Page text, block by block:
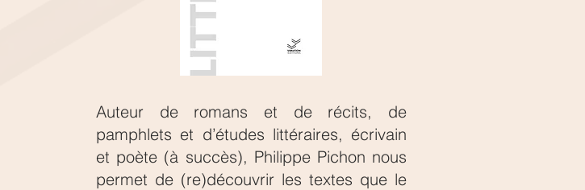
Auteur de romans et de récits, de
pamphlets et d’études littéraires, écrivain
et poète (à succès), Philippe Pichon nous
permet de (re)découvrir les textes que le